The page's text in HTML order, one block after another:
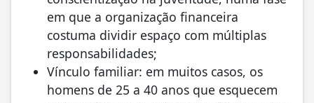
em que a organização financeira
costuma dividir espaço com múltiplas
responsabilidades;
Vínculo familiar: em muitos casos, os
homens de 25 a 40 anos que esquecem